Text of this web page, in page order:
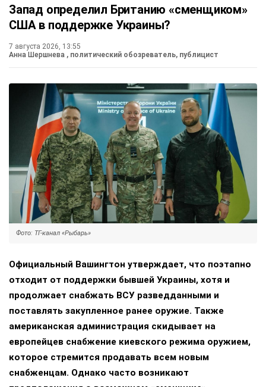
Запад определил Британию «сменщиком»
США в поддержке Украины?
7 августа 2026, 13:55
Анна Шершнева , политический обозреватель, публицист
Фото: ТГ-канал «Рыбарь»
Официальный Вашингтон утверждает, что поэтапно
отходит от поддержки бывшей Украины, хотя и
продолжает снабжать ВСУ разведданными и
поставлять закупленное ранее оружие. Также
американская администрация скидывает на
европейцев снабжение киевского режима оружием,
которое стремится продавать всем новым
снабженцам. Однако часто возникают